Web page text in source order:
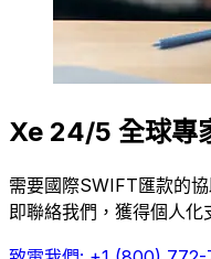
Xe 24/5 全球專
需要國際SWIFT匯款的
即聯絡我們，獲得個人化